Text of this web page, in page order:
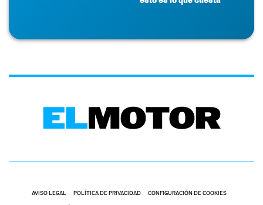
AVISO LEGAL POLÍTICA DE PRIVACIDAD CONFIGURACIÓN DE COOKIES